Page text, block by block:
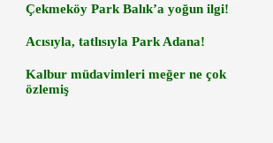
Çekmeköy Park Balık’a yoğun ilgi!
Acısıyla, tatlısıyla Park Adana!
Kalbur müdavimleri meğer ne çok
özlemiş